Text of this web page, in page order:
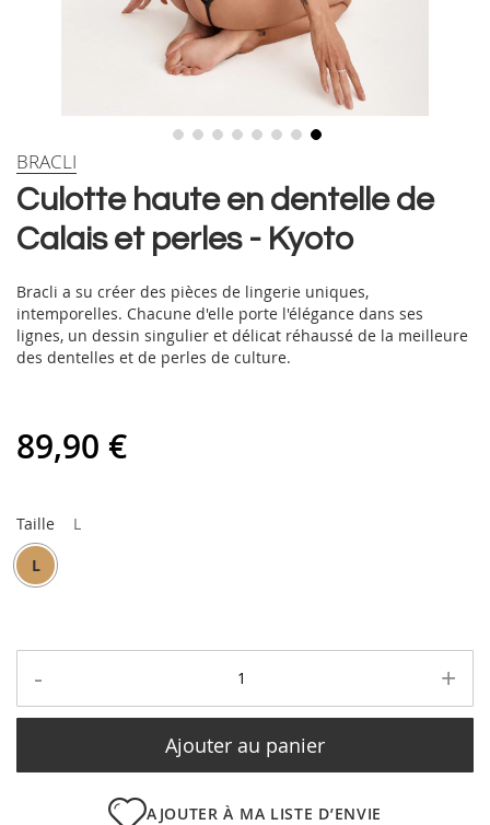
Skip
the
beginning
images
gallery
Culotte haute en dentelle de
Calais et perles - Kyoto
BRACLI
Bracli a su créer des pièces de lingerie uniques,
intemporelles. Chacune d'elle porte l'élégance dans ses
lignes, un dessin singulier et délicat réhaussé de la meilleure
des dentelles et de perles de culture.
89,90 €
Taille
L
L
- +
Ajouter au panier
AJOUTER À MA LISTE D’ENVIE